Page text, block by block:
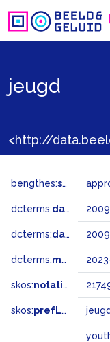
jeugd
bengthes:status
dcterms:dateAccepted
dcterms:dateSubmitted
dcterms:modified
skos:notation
skos:prefLabel jeugd